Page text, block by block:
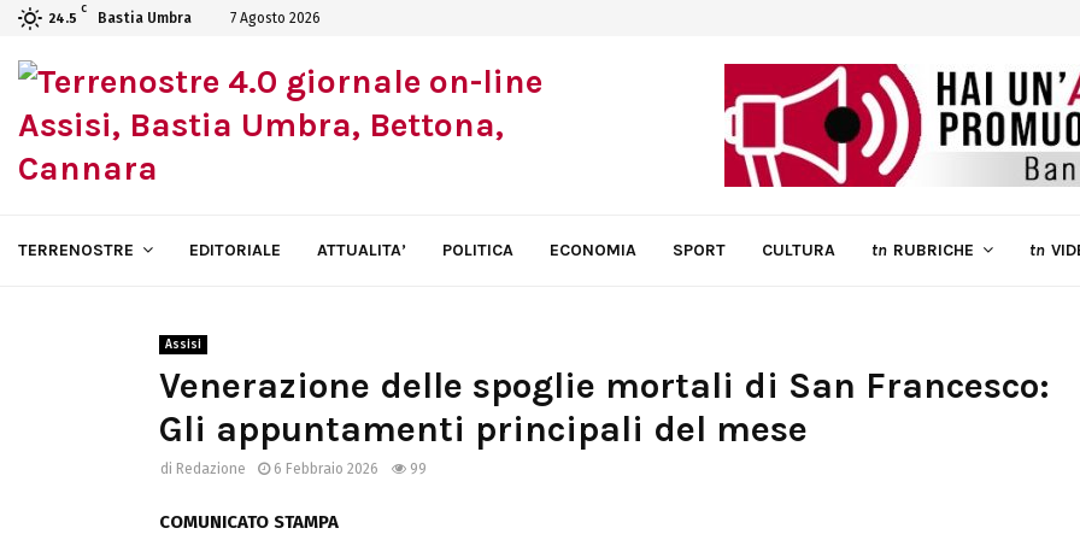
24.5
C
Bastia Umbra 7 Agosto 2026
TERRENOSTRE EDITORIALE ATTUALITA’ POLITICA ECONOMIA SPORT CULTURA tn RUBRICHE tn
Assisi
Venerazione delle spoglie mortali di San Francesco:
Gli appuntamenti principali del mese
di Redazione 6 Febbraio 2026 99
COMUNICATO STAMPA